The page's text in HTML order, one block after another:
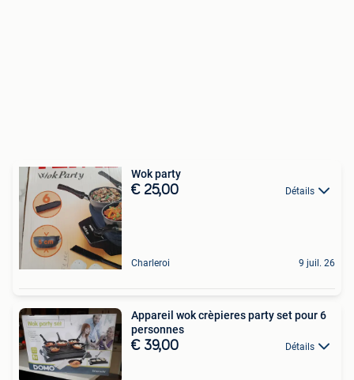
Wok party
€ 25,00 Détails
Charleroi 9 juil. 26
Appareil wok crèpieres party set pour 6
personnes
€ 39,00 Détails